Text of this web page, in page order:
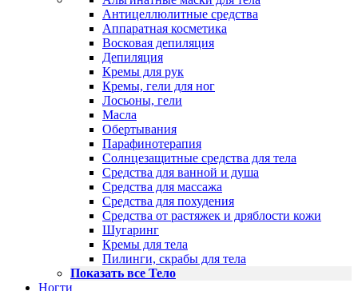
Антицеллюлитные средства
Аппаратная косметика
Восковая депиляция
Депиляция
Кремы для рук
Кремы, гели для ног
Лосьоны, гели
Масла
Обертывания
Парафинотерапия
Солнцезащитные средства для тела
Средства для ванной и душа
Средства для массажа
Средства для похудения
Средства от растяжек и дряблости кожи
Шугаринг
Кремы для тела
Пилинги, скрабы для тела
Показать все Тело
Ногти